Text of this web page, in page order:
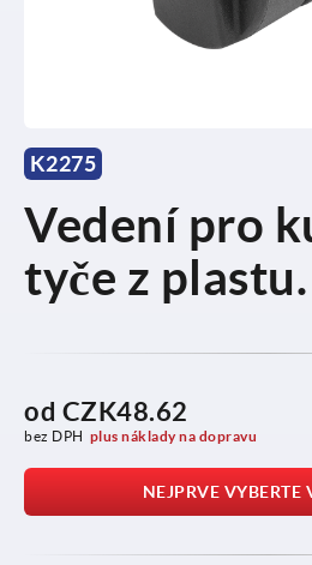
K2275
Vedení pro
tyče z plastu.
od CZK48.62
bez DPH plus náklady na dopravu
NEJPRVE VYBERTE